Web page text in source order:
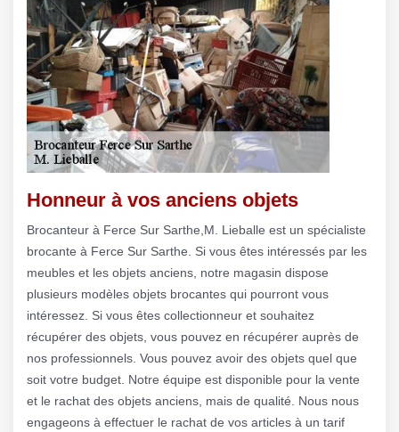
Honneur à vos anciens objets
Brocanteur à Ferce Sur Sarthe,M. Lieballe est un spécialiste
brocante à Ferce Sur Sarthe. Si vous êtes intéressés par les
meubles et les objets anciens, notre magasin dispose
plusieurs modèles objets brocantes qui pourront vous
intéressez. Si vous êtes collectionneur et souhaitez
récupérer des objets, vous pouvez en récupérer auprès de
nos professionnels. Vous pouvez avoir des objets quel que
soit votre budget. Notre équipe est disponible pour la vente
et le rachat des objets anciens, mais de qualité. Nous nous
engageons à effectuer le rachat de vos articles à un tarif